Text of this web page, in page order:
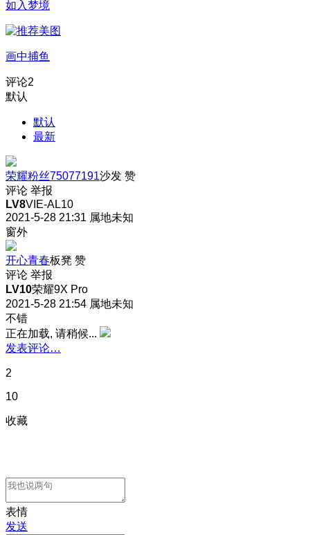
如入梦境
画中捕鱼
评论2
默认
默认
最新
荣耀粉丝75077191沙发 赞
评论 举报
LV8VIE-AL10
2021-5-28 21:31 属地未知
窗外
开心青春板凳 赞
评论 举报
LV10荣耀9X Pro
2021-5-28 21:54 属地未知
不错
正在加载, 请稍候...
发表评论…
2
10
收藏
表情
发送